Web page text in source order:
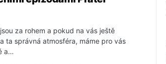
za rohem a pokud na vás ještě
ta správná atmosféra, máme pro vás
a…